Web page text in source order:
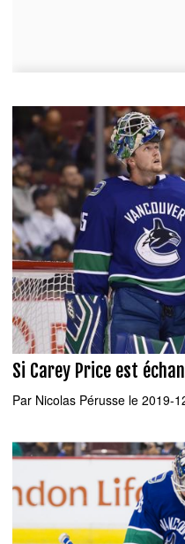
Si Carey Price est
Par Nicolas Pérusse le 2019-